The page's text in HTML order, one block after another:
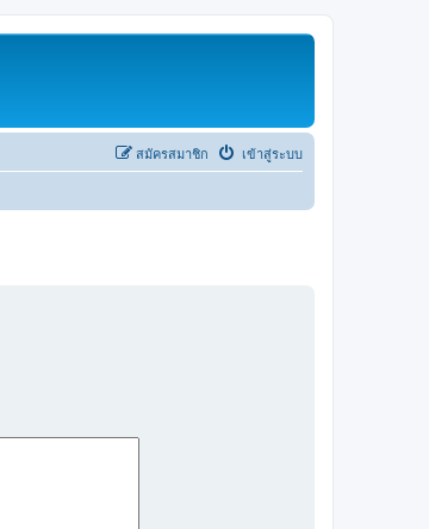
เข้าสู่ระบบ
สมัครสมาชิก